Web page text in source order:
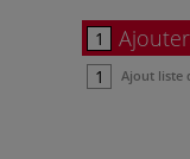
Ajout liste